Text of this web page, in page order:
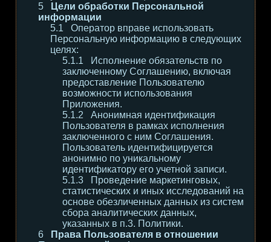
Цели обработки Персональной
информации
Оператор вправе использовать
Персональную информацию в следующих
целях:
Исполнение обязательств по
заключенному Соглашению, включая
предоставление Пользователю
возможности использования
Приложения.
Анонимная идентификация
Пользователя в рамках исполнения
заключенного с ним Соглашения.
Пользователь идентифицируется
анонимно по уникальному
идентификатору его учетной записи.
Проведение маркетинговых,
статистических и иных исследований на
основе обезличенных данных из систем
сбора аналитических данных,
указанных в п.3. Политики.
Права Пользователя в отношении